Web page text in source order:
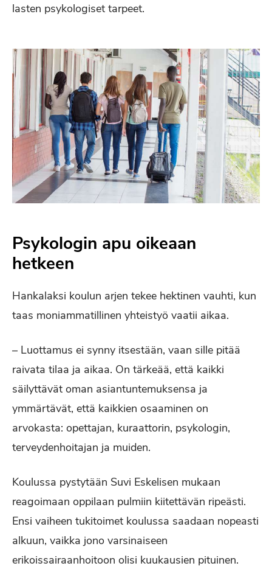
lasten psykologiset tarpeet.
Psykologin apu oikeaan
hetkeen
Hankalaksi koulun arjen tekee hektinen vauhti, kun
taas moniammatillinen yhteistyö vaatii aikaa.
– Luottamus ei synny itsestään, vaan sille pitää
raivata tilaa ja aikaa. On tärkeää, että kaikki
säilyttävät oman asiantuntemuksensa ja
ymmärtävät, että kaikkien osaaminen on
arvokasta: opettajan, kuraattorin, psykologin,
terveydenhoitajan ja muiden.
Koulussa pystytään Suvi Eskelisen mukaan
reagoimaan oppilaan pulmiin kiitettävän ripeästi.
Ensi vaiheen tukitoimet koulussa saadaan nopeasti
alkuun, vaikka jono varsinaiseen
erikoissairaanhoitoon olisi kuukausien pituinen.